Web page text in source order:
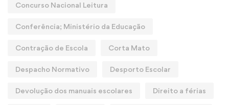
Concurso Nacional Leitura
Conferência; Ministério da Educação
Contração de Escola Corta Mato
Despacho Normativo Desporto Escolar
Devolução dos manuais escolares Direito a férias